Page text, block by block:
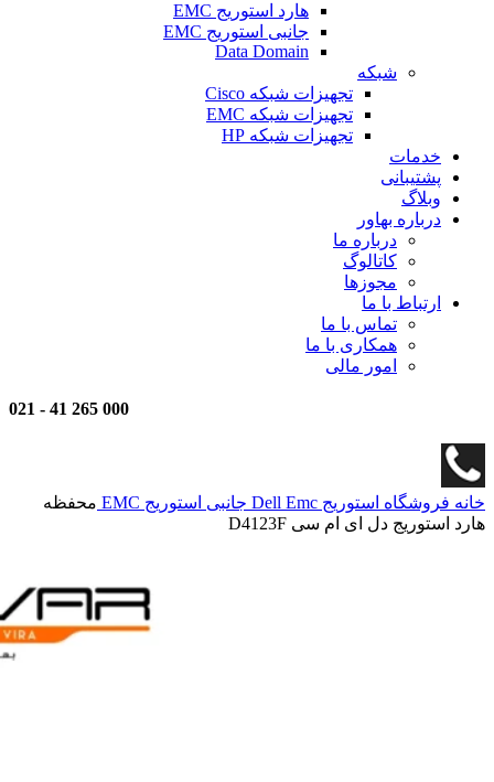
هارد استوریج EMC
جانبی استوریج EMC
Data Domain
شبکه
تجهیزات شبکه Cisco
تجهیزات شبکه EMC
تجهیزات شبکه HP
خدمات
پشتیبانی
وبلاگ
درباره بهاور
درباره ما
کاتالوگ
مجوزها
ارتباط با ما
تماس با ما
همکاری با ما
امور مالی
000 265 41
-
خانه فروشگاه استوریج Dell Emc جانبی استوریج EMC
محفظه
هارد استوریج دل ای ام سی D4123F